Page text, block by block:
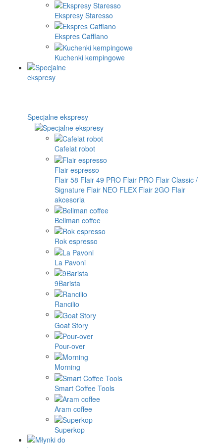
Ekspresy Staresso
Ekspres Cafflano
Kuchenki kempingowe
Specjalne ekspresy
Cafelat robot
Flair espresso
Flair 58 Flair 49 PRO Flair PRO Flair Classic /
Signature Flair NEO FLEX Flair 2GO Flair
akcesoria
Bellman coffee
Rok espresso
La Pavoni
9Barista
Rancilio
Goat Story
Pour-over
Morning
Smart Coffee Tools
Aram coffee
Superkop